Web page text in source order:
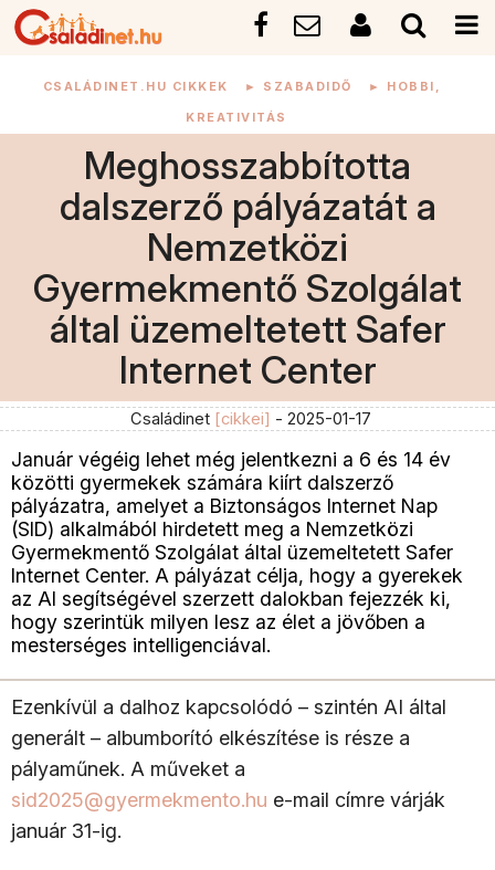
CSALÁDINET.HU CIKKEK ► SZABADIDŐ ► HOBBI,
KREATIVITÁS
Meghosszabbította
dalszerző pályázatát a
Nemzetközi
Gyermekmentő Szolgálat
által üzemeltetett Safer
Internet Center
Családinet [cikkei] - 2025-01-17
Január végéig lehet még jelentkezni a 6 és 14 év
közötti gyermekek számára kiírt dalszerző
pályázatra, amelyet a Biztonságos Internet Nap
(SID) alkalmából hirdetett meg a Nemzetközi
Gyermekmentő Szolgálat által üzemeltetett Safer
Internet Center. A pályázat célja, hogy a gyerekek
az AI segítségével szerzett dalokban fejezzék ki,
hogy szerintük milyen lesz az élet a jövőben a
mesterséges intelligenciával.
Ezenkívül a dalhoz kapcsolódó – szintén AI által
generált – albumborító elkészítése is része a
pályaműnek. A műveket a
sid2025@gyermekmento.hu e-mail címre várják
január 31-ig.